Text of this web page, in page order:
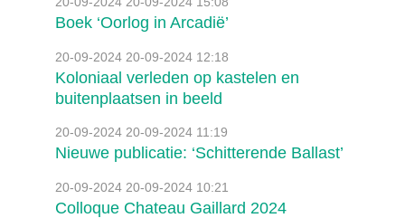
Boek ‘Oorlog in Arcadië’
20-09-202420-09-2024 12:18
Koloniaal verleden op kastelen en
buitenplaatsen in beeld
20-09-202420-09-2024 11:19
Nieuwe publicatie: ‘Schitterende Ballast’
20-09-202420-09-2024 10:21
Colloque Chateau Gaillard 2024